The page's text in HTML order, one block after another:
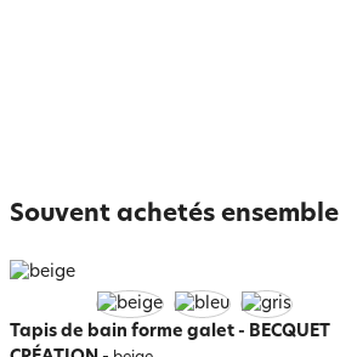
Souvent achetés ensemble
Tapis de bain forme galet - BECQUET